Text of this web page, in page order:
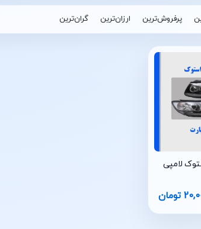
پرفروش‌ترین ارزان‌ترین گران‌ترین
تومان